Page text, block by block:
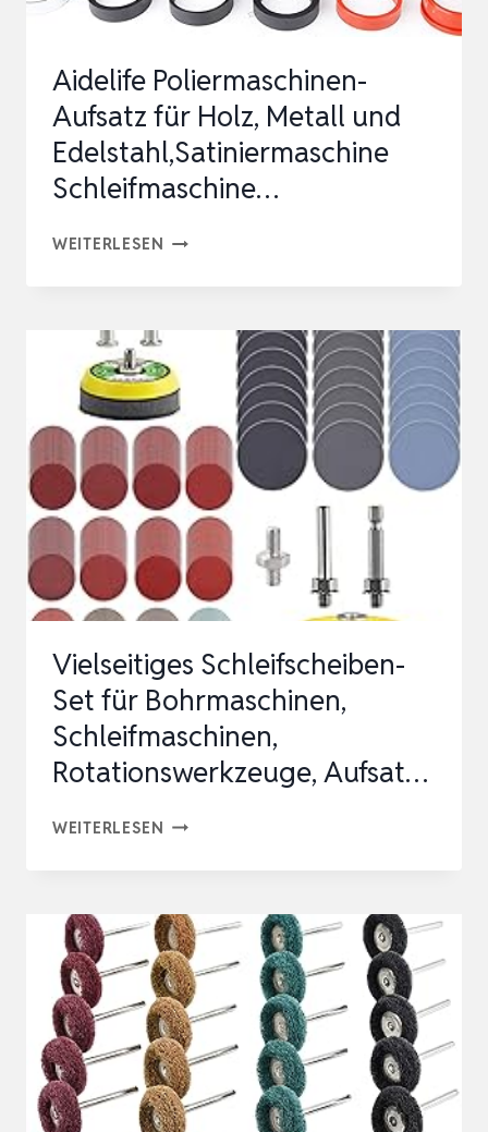
Aidelife Poliermaschinen-
Aufsatz für Holz, Metall und
Edelstahl,Satiniermaschine
Schleifmaschine…
WEITERLESEN AIDELIFE
HOLZ,
METALL
UND
EDELSTAHL,SATINIERMASCHINE
SCHLEIFMASCHINE…
Vielseitiges Schleifscheiben-
Set für Bohrmaschinen,
Schleifmaschinen,
Rotationswerkzeuge, Aufsat…
WEITERLESEN VIELSEITIGES
FÜR
BOHRMASCHINEN,
SCHLEIFMASCHINEN,
ROTATIONSWERKZEUGE,
AUFSAT…